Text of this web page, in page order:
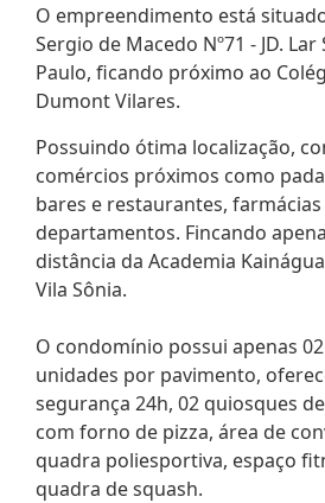
O empreendimento está
Sergio de Macedo Nº71 - JD. Lar
Paulo, ficando próximo ao
Dumont Vilares.
Possuindo ótima localização,
comércios próximos como
bares e restaurantes,
departamentos. Fincando
distância da Academia
Vila Sônia.
O condomínio possui apenas
unidades por pavimento,
segurança 24h, 02 quiosques
com forno de pizza, área de
quadra poliesportiva, espaço
quadra de squash.